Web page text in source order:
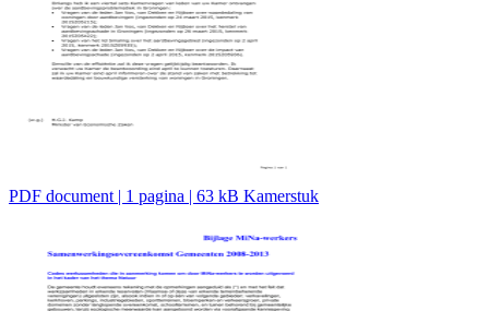
PDF document | 1 pagina | 63 kB Kamerstuk